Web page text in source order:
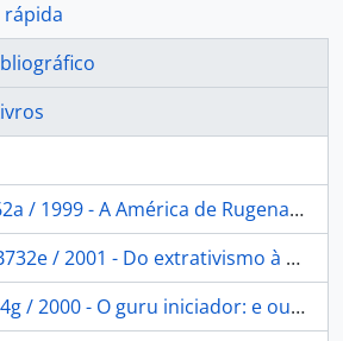
rápida
- A América de Rugenas: obras e documentos.
à pecuária: algumas observações sobre a história econômica de Mato Grosso 1870 a 1930.
- O guru iniciador: e outras variações antropológicas.